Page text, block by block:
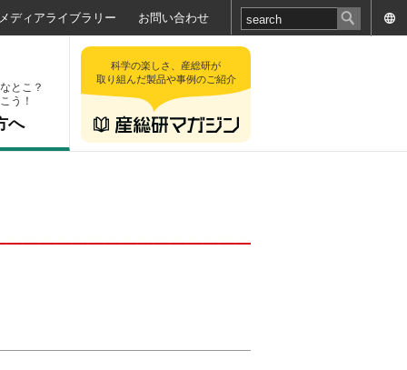
ディアライブラリー お問い合わせ
とこ？
う！
へ
科学の楽しさ、産総研が
取り組んだ製品や事例のご紹介